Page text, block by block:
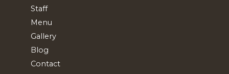
Staff
Menu
Gallery
Blog
Contact